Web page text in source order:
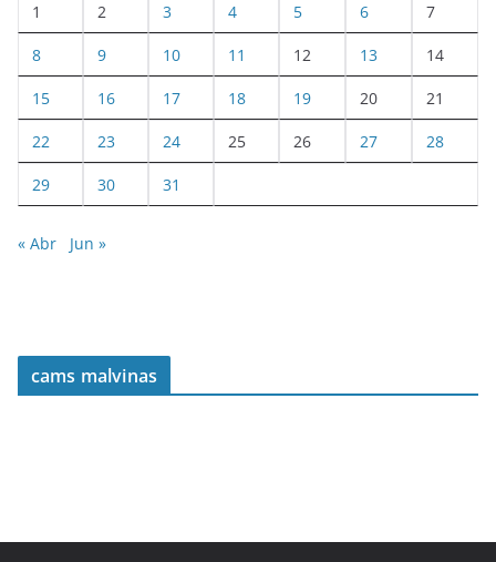
1 2 3 4 5 6 7
8 9 10 11 12 13 14
15 16 17 18 19 20 21
22 23 24 25 26 27 28
29 30 31
« Abr Jun »
cams malvinas